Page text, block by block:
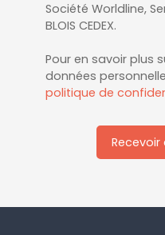
Société Worldline,
BLOIS CEDEX.
Pour en savoir plus
données
politique de